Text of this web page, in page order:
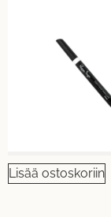
Lisää ostoskoriin